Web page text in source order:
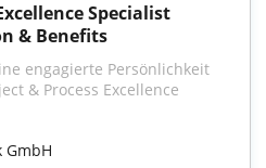
Specialist
& Benefits
engagierte Persönlichkeit
& Process Excellence
GmbH